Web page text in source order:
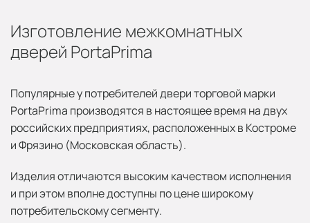
Изготовление межкомнатных
дверей PortaPrima
Популярные у потребителей двери торговой марки
PortaPrima производятся в настоящее время на двух
российских предприятиях, расположенных в Костроме
и Фрязино (Московская область).
Изделия отличаются высоким качеством исполнения
и при этом вполне доступны по цене широкому
потребительскому сегменту.